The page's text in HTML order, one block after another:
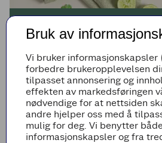
Salat til grillmat
Om sommeren bugner det av friske
Coop Mega, og det er den perfekte tiden
lage en frisk salat til grillmaten!
Bruk av
Vi bruker informasjonskapsler
forbedre brukeropplevelsen
tilpasset annonsering og
effekten av markedsføringen
nødvendige for at nettsiden
andre hjelper oss med å
mulig for deg. Vi benytter
informasjonskapsler og fra